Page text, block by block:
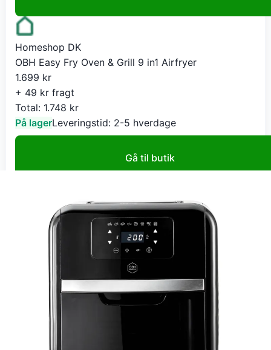
Homeshop DK
OBH Easy Fry Oven & Grill 9 in1 Airfryer
1.699 kr
+ 49 kr fragt
Total: 1.748 kr
På lagerLeveringstid: 2-5 hverdage
Gå til butik
SA-Service.dk
OBH Nordica Airfryer Easy Fry Oven & Grill 9 in1
kr
+ 49 kr fragt
1.748kr
På lager
Leveringstid: